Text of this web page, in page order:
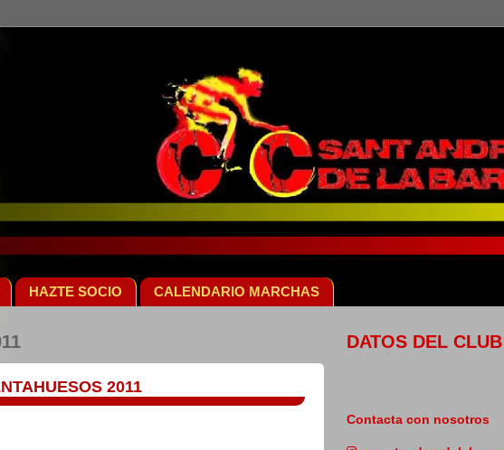
HAZTE SOCIO CALENDARIO MARCHAS
2011
DATOS DEL CLUB
Contacta con nosotros